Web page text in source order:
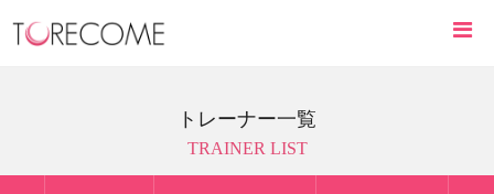
トレーナー一覧
TRAINER LIST